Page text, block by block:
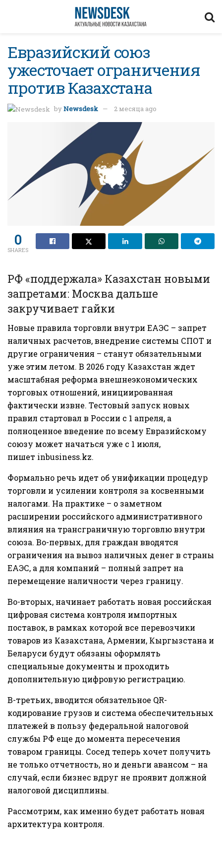
Евразийский союз
ужесточает ограничения
против Казахстана
byNewsdesk 2 месяца ago
0
SHARES
РФ «поддержала» Казахстан новыми
запретами: Москва дальше
закручивает гайки
Новые правила торговли внутри ЕАЭС – запрет
наличных расчетов, внедрение системы СПОТ и
другие ограничения – станут обязательными
уже этим летом. В 2026 году Казахстан ждет
масштабная реформа внешнеэкономических
торговых отношений, инициированная
фактически извне. Тестовый запуск новых
правил стартовал в России с 1 апреля, а
полноценное введение по всему Евразийскому
союзу может начаться уже с 1 июля,
пишет inbusiness.kz.
Формально речь идет об унификации процедур
торговли и усилении контроля за косвенными
налогами. На практике – о заметном
расширении российского административного
влияния на трансграничную торговлю внутри
союза. Во-первых, для граждан вводятся
ограничения на вывоз наличных денег в страны
ЕАЭС, а для компаний – полный запрет на
перемещение наличности через границу.
Во-вторых, начинает работать новая российская
цифровая система контроля импортных
поставок, в рамках которой все перевозчики
товаров из Казахстана, Армении, Кыргызстана и
Беларуси будут обязаны оформлять
специальные документы и проходить
дополнительную цифровую регистрацию.
В-третьих, вводится обязательное QR-
кодирование грузов и система обеспечительных
платежей в пользу федеральной налоговой
службы РФ еще до момента пересечения
товаром границы. Сосед теперь хочет получить
не только отчетность, но и деньги авансом – на
случай, если бизнес вдруг не проявит должной
налоговой дисциплины.
Рассмотрим, как именно будет работать новая
архитектура контроля.